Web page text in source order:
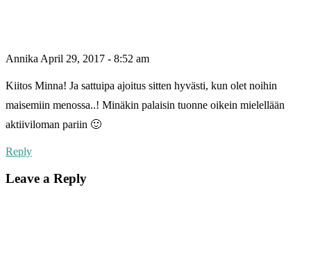
Annika April 29, 2017 - 8:52 am
Kiitos Minna! Ja sattuipa ajoitus sitten hyvästi, kun olet noihin
maisemiin menossa..! Minäkin palaisin tuonne oikein mielellään
aktiiviloman pariin 🙂
Reply
Leave a Reply